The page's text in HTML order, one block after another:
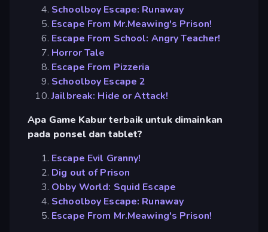
Schoolboy Escape: Runaway
Escape From Mr.Meawing's Prison!
Escape From School: Angry Teacher!
Horror Tale
Escape From Pizzeria
Schoolboy Escape 2
Jailbreak: Hide or Attack!
Apa Game Kabur terbaik untuk dimainkan
pada ponsel dan tablet?
Escape Evil Granny!
Dig out of Prison
Obby World: Squid Escape
Schoolboy Escape: Runaway
Escape From Mr.Meawing's Prison!